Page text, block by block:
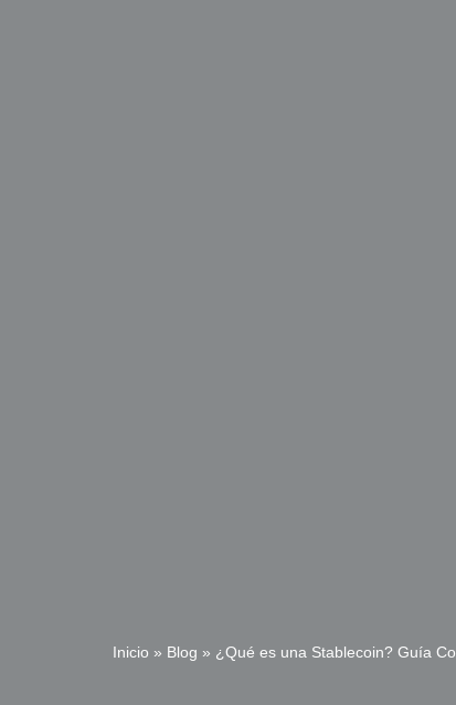
Inicio » Blog » ¿Qué es una Stablecoin? Guía